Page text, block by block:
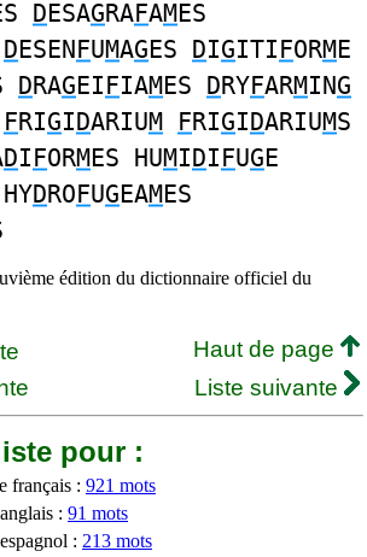
DESAGRAFAMES
DESENFUMAGES DIGITIFORME
DRAGEIFIAMES DRYFARMING
FRIGIDARIUM FRIGIDARIUMS
DIFORMES HUMIDIFUGE
DROFUGEAMES
édition du dictionnaire officiel du
Haut de page
Liste suivante
pour :
français : 921 mots
: 91 mots
: 213 mots